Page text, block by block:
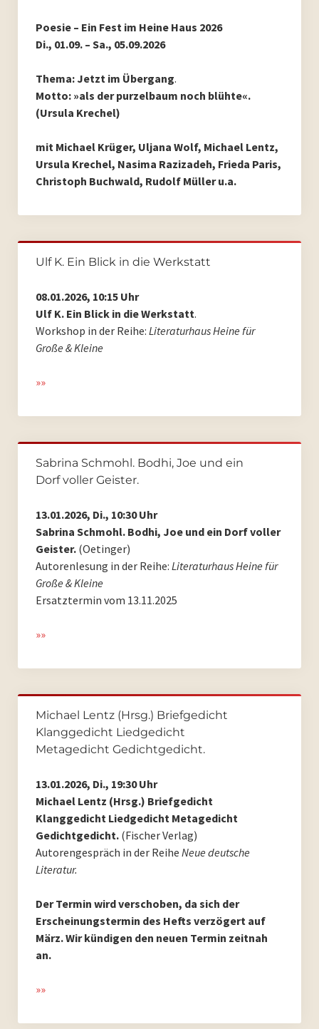
Archiv 2018
Archiv 2017
Archiv 2016
Archiv 2015
Archiv 2014
Archiv 2013
Archiv 2010
Archiv 2009
Archiv 2008
Archiv 2006
Videos
Presse
Vermietung
Poesie – Ein Fest im Heine Haus 2026
Di., 01.09. – Sa., 05.09.2026
Thema: Jetzt im Übergang.
Motto: »als der purzelbaum noch blühte«.
(Ursula Krechel)
mit Michael Krüger, Uljana Wolf, Michael Lentz,
Ursula Krechel, Nasima Razizadeh, Frieda Paris,
Christoph Buchwald, Rudolf Müller u.a.
Ulf K. Ein Blick in die Werkstatt
08.01.2026, 10:15 Uhr
Ulf K. Ein Blick in die Werkstatt.
Workshop in der Reihe: Literaturhaus Heine für
Große & Kleine
»»
Sabrina Schmohl. Bodhi, Joe und ein
Dorf voller Geister.
13.01.2026, Di., 10:30 Uhr
Sabrina Schmohl. Bodhi, Joe und ein Dorf voller
Geister. (Oetinger)
Autorenlesung in der Reihe: Literaturhaus Heine für
Große & Kleine
Ersatztermin vom 13.11.2025
»»
Michael Lentz (Hrsg.) Briefgedicht
Klanggedicht Liedgedicht
Metagedicht Gedichtgedicht.
13.01.2026, Di., 19:30 Uhr
Michael Lentz (Hrsg.) Briefgedicht
Klanggedicht Liedgedicht Metagedicht
Gedichtgedicht. (Fischer Verlag)
Autorengespräch in der Reihe Neue deutsche
Literatur.
Der Termin wird verschoben, da sich der
Erscheinungstermin des Hefts verzögert auf
März.Wir kündigen den neuen Termin zeitnah
an.
»»